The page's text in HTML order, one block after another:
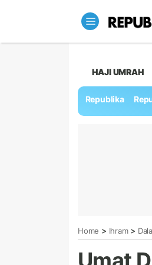
HAJI UMRAH
Republika
Home > Ihram>